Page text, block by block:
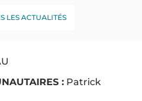
LES ACTUALITÉS
: Patrick